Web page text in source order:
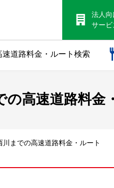
法人向
サービ
速道路料金・ルート検索
の高速道路料金
までの高速道路料金・ルート